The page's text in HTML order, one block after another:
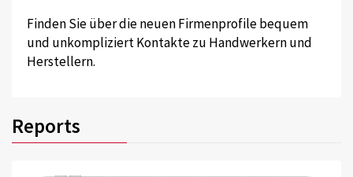
Finden Sie über die neuen Firmenprofile bequem
und unkompliziert Kontakte zu Handwerkern und
Herstellern.
Reports